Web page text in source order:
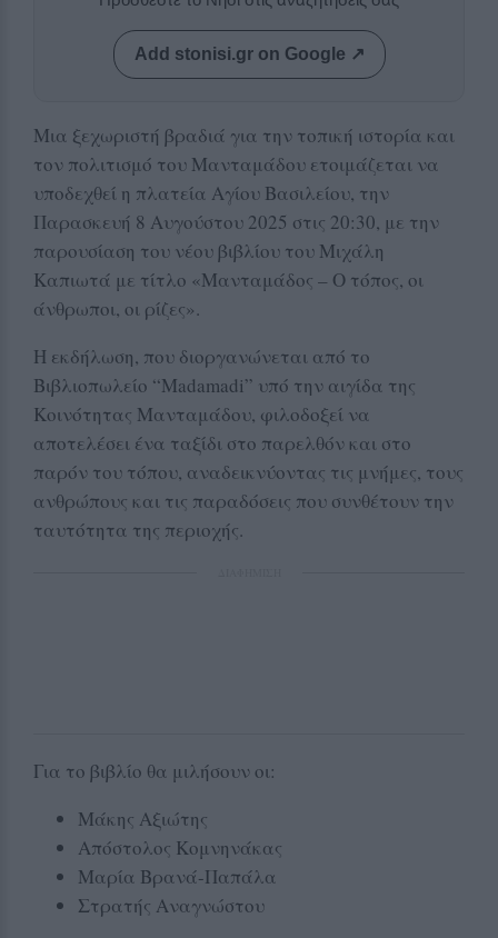
Add stonisi.gr on Google ↗
Μια ξεχωριστή βραδιά για την τοπική ιστορία και
τον πολιτισμό του Μανταμάδου ετοιμάζεται να
υποδεχθεί η πλατεία Αγίου Βασιλείου, την
Παρασκευή 8 Αυγούστου 2025 στις 20:30, με την
παρουσίαση του νέου βιβλίου του Μιχάλη
Καπιωτά με τίτλο «Μανταμάδος – Ο τόπος, οι
άνθρωποι, οι ρίζες».
Η εκδήλωση, που διοργανώνεται από το
Βιβλιοπωλείο “Madamadi” υπό την αιγίδα της
Κοινότητας Μανταμάδου, φιλοδοξεί να
αποτελέσει ένα ταξίδι στο παρελθόν και στο
παρόν του τόπου, αναδεικνύοντας τις μνήμες, τους
ανθρώπους και τις παραδόσεις που συνθέτουν την
ταυτότητα της περιοχής.
Για το βιβλίο θα μιλήσουν οι:
Μάκης Αξιώτης
Απόστολος Κομνηνάκας
Μαρία Βρανά-Παπάλα
Στρατής Αναγνώστου